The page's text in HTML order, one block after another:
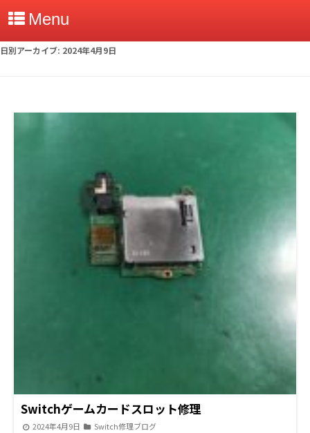
Menu
日別アーカイブ: 2024年4月9日
Switchゲームカードスロット修理
2024年4月9日 Switch修理ブログ